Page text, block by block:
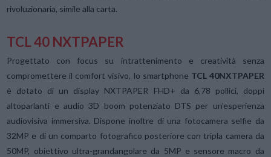
rivoluzionaria, simile alla carta.
TCL 40 NXTPAPER
Progettato con focus su intrattenimento e creatività senza
compromettere il comfort visivo, lo smartphone TCL 40NXTPAPER
è dotato di un display NXTPAPER FHD+ da 6,78 pollici, doppi
altoparlanti e audio 3D boom potenziato DTS per un’esperienza
audiovisiva immersiva. Dispone inoltre di una fotocamera selfie da
32MP e di un comparto fotografico posteriore con tripla camera da
50MP, obiettivo ultra-grandangolare da 5MP e sensore macro da